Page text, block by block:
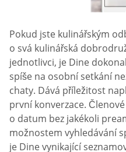
Pokud jste kulinářským
o svá kulinářská
jednotlivci, je Dine
spíše na osobní setkání
chaty. Dává příležitost
první konverzace.
o datum bez jakékoli
možnostem vyhledávání
je Dine vynikající